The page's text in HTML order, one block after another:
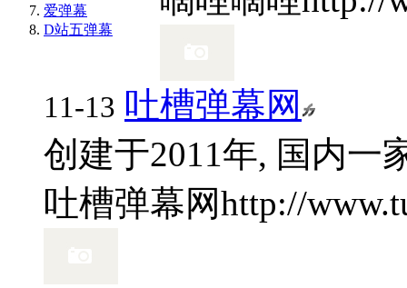
爱弹幕
D站五弹幕
11-13 吐槽弹幕网
创建于2011年, 国内一
吐槽弹幕网http://